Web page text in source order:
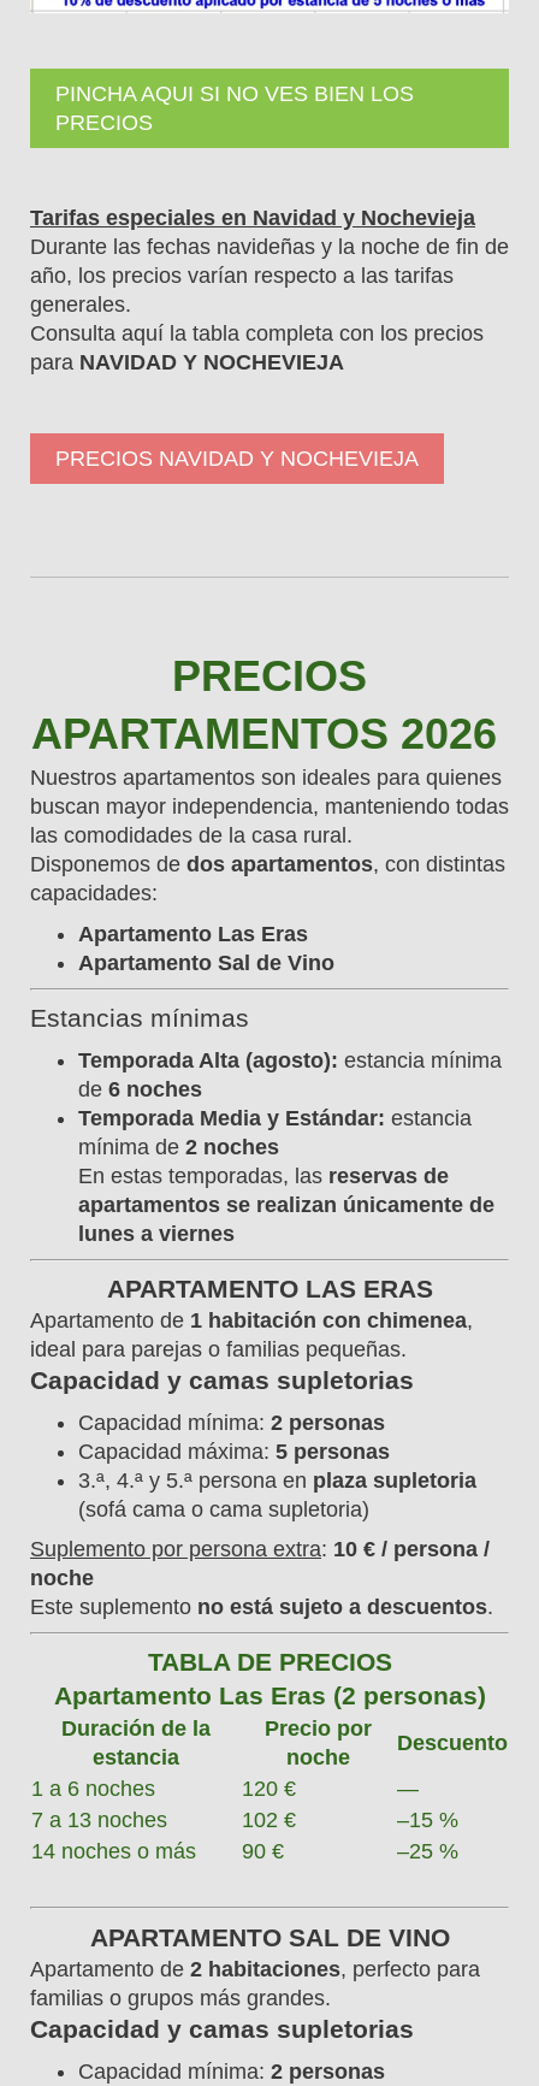
PINCHA AQUI SI NO VES BIEN LOS
PRECIOS
Tarifas especiales en Navidad y Nochevieja
Durante las fechas navideñas y la noche de fin de
año, los precios varían respecto a las tarifas
generales.
Consulta aquí la tabla completa con los precios
para NAVIDAD Y NOCHEVIEJA
PRECIOS NAVIDAD Y NOCHEVIEJA
PRECIOS
APARTAMENTOS 2026
Nuestros apartamentos son ideales para quienes
buscan mayor independencia, manteniendo todas
las comodidades de la casa rural.
Disponemos de dos apartamentos, con distintas
capacidades:
Apartamento Las Eras
Apartamento Sal de Vino
Estancias mínimas
Temporada Alta (agosto): estancia mínima
de 6 noches
Temporada Media y Estándar: estancia
mínima de 2 noches
En estas temporadas, las reservas de
apartamentos se realizan únicamente de
lunes a viernes
APARTAMENTO LAS ERAS
Apartamento de 1 habitación con chimenea,
ideal para parejas o familias pequeñas.
Capacidad y camas supletorias
Capacidad mínima: 2 personas
Capacidad máxima: 5 personas
3.ª, 4.ª y 5.ª persona en plaza supletoria
(sofá cama o cama supletoria)
Suplemento por persona extra: 10 € / persona /
noche
Este suplemento no está sujeto a descuentos.
TABLA DE PRECIOS
Apartamento Las Eras (2 personas)
Duración de la
estancia
Precio por
noche
Descuento
1 a 6 noches
120 €
—
7 a 13 noches
102 €
–15 %
14 noches o más
90 € –25 %
APARTAMENTO SAL DE VINO
Apartamento de 2 habitaciones, perfecto para
familias o grupos más grandes.
Capacidad y camas supletorias
Capacidad mínima: 2 personas